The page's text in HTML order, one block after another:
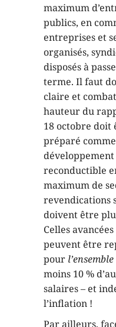
maximum
publics, en
entreprises et
organisés,
disposés à
terme. Il faut
claire et
hauteur du
18 octobre doit
préparé
reconductible
maximum de
revendications
doivent être
Celles
peuvent être
pour l’ensemble
moins 10 %
salaires – et
l’inflation !
Par ailleurs,